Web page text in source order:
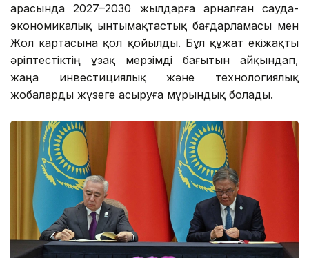
арасында 2027–2030 жылдарға арналған сауда-
экономикалық ынтымақтастық бағдарламасы мен
Жол картасына қол қойылды. Бұл құжат екіжақты
әріптестіктің ұзақ мерзімді бағытын айқындап,
жаңа инвестициялық және технологиялық
жобаларды жүзеге асыруға мұрындық болады.